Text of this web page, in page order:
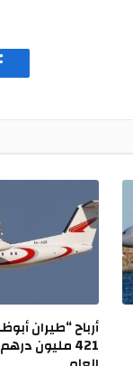
421 مليون